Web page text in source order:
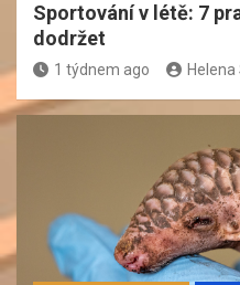
Sportování v létě: 7
dodržet
1 týdnem ago